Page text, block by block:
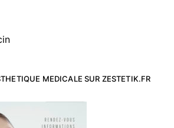
MEDICALE SUR ZESTETIK.FR